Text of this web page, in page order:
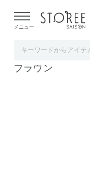
よる配送遅延が発生し
メニュー
もっちり顔すっ
ブラウン